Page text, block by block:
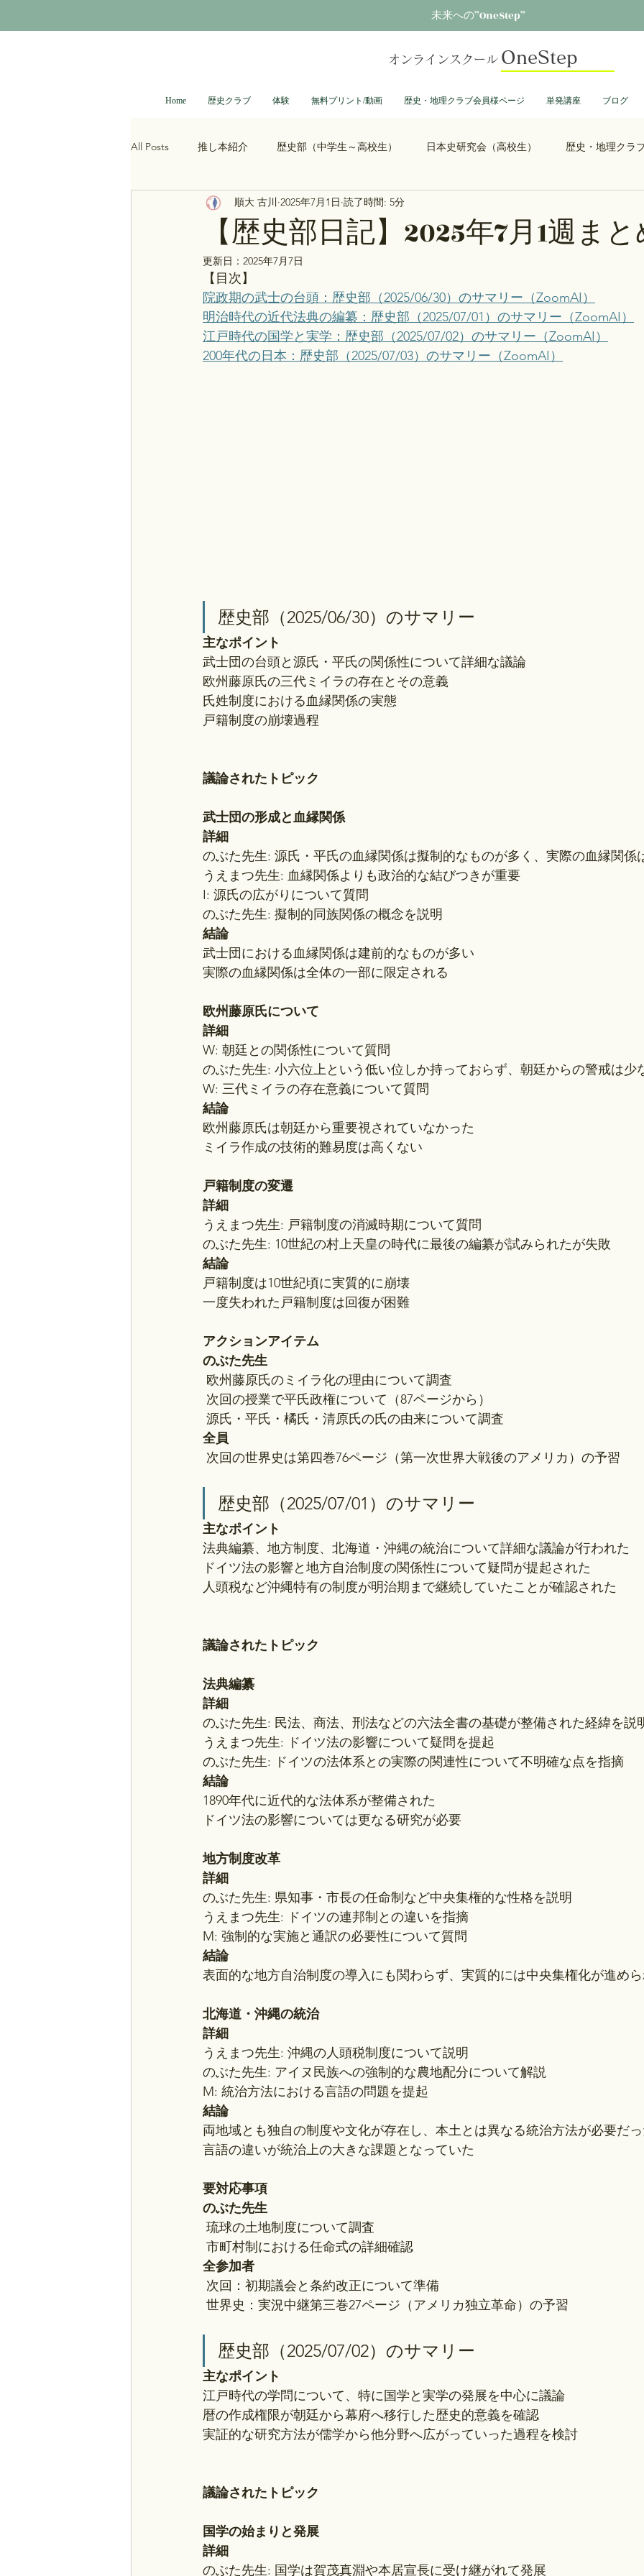
未来への”OneStep”
オンラインスクール OneStep
Home 歴史クラブ 体験 無料プリント/動画 歴史・地理クラブ会員様ページ 単発講座 ブログ
All Posts 推し本紹介 歴史部（中学生～高校生） 日本史研究会（高校生） 歴史・地理クラ
大河ドラマ べらぼう 光る君へ 鎌倉殿の13人
青木裕司と中島浩二の世界史ch
レトロゲーム 科学・技術史 大学受験 豊臣兄弟 古文書くずし字勉強会 歴史部
【歴史部日記】2025年7月1週ま
順大 古川 2025年7月1日 読了時間: 5分
更新日： 2025年7月7日
【目次】
院政期の武士の台頭：歴史部（2025/06/30）のサマリー（ZoomAI）
明治時代の近代法典の編纂：歴史部（2025/07/01）のサマリー（ZoomAI）
江戸時代の国学と実学：歴史部（2025/07/02）のサマリー（ZoomAI）
200年代の日本：歴史部（2025/07/03）のサマリー（ZoomAI）
歴史部（2025/06/30）のサマリー
主なポイント
武士団の台頭と源氏・平氏の関係性について詳細な議論
欧州藤原氏の三代ミイラの存在とその意義
氏姓制度における血縁関係の実態
戸籍制度の崩壊過程
議論されたトピック
武士団の形成と血縁関係
詳細
のぶた先生: 源氏・平氏の血縁関係は擬制的なものが多く、実際の血縁関係
うえまつ先生: 血縁関係よりも政治的な結びつきが重要
I: 源氏の広がりについて質問
のぶた先生: 擬制的同族関係の概念を説明
結論
武士団における血縁関係は建前的なものが多い
実際の血縁関係は全体の一部に限定される
欧州藤原氏について
詳細
W: 朝廷との関係性について質問
のぶた先生: 小六位上という低い位しか持っておらず、朝廷からの警戒は少
W: 三代ミイラの存在意義について質問
結論
欧州藤原氏は朝廷から重要視されていなかった
ミイラ作成の技術的難易度は高くない
戸籍制度の変遷
詳細
うえまつ先生: 戸籍制度の消滅時期について質問
のぶた先生: 10世紀の村上天皇の時代に最後の編纂が試みられたが失敗
結論
戸籍制度は10世紀頃に実質的に崩壊
一度失われた戸籍制度は回復が困難
アクションアイテム
のぶた先生
欧州藤原氏のミイラ化の理由について調査
次回の授業で平氏政権について（87ページから）
源氏・平氏・橘氏・清原氏の氏の由来について調査
全員
次回の世界史は第四巻76ページ（第一次世界大戦後のアメリカ）の予習
歴史部（2025/07/01）のサマリー
主なポイント
法典編纂、地方制度、北海道・沖縄の統治について詳細な議論が行われた
ドイツ法の影響と地方自治制度の関係性について疑問が提起された
人頭税など沖縄特有の制度が明治期まで継続していたことが確認された
議論されたトピック
法典編纂
詳細
のぶた先生: 民法、商法、刑法などの六法全書の基礎が整備された経緯を説
うえまつ先生: ドイツ法の影響について疑問を提起
のぶた先生: ドイツの法体系との実際の関連性について不明確な点を指摘
結論
1890年代に近代的な法体系が整備された
ドイツ法の影響については更なる研究が必要
地方制度改革
詳細
のぶた先生: 県知事・市長の任命制など中央集権的な性格を説明
うえまつ先生: ドイツの連邦制との違いを指摘
M: 強制的な実施と通訳の必要性について質問
結論
表面的な地方自治制度の導入にも関わらず、実質的には中央集権化が進め
北海道・沖縄の統治
詳細
うえまつ先生: 沖縄の人頭税制度について説明
のぶた先生: アイヌ民族への強制的な農地配分について解説
M: 統治方法における言語の問題を提起
結論
両地域とも独自の制度や文化が存在し、本土とは異なる統治方法が必要だ
言語の違いが統治上の大きな課題となっていた
要対応事項
のぶた先生
琉球の土地制度について調査
市町村制における任命式の詳細確認
全参加者
次回：初期議会と条約改正について準備
世界史：実況中継第三巻27ページ（アメリカ独立革命）の予習
歴史部（2025/07/02）のサマリー
主なポイント
江戸時代の学問について、特に国学と実学の発展を中心に議論
暦の作成権限が朝廷から幕府へ移行した歴史的意義を確認
実証的な研究方法が儒学から他分野へ広がっていった過程を検討
議論されたトピック
国学の始まりと発展
詳細
のぶた先生: 国学は賀茂真淵や本居宣長に受け継がれて発展